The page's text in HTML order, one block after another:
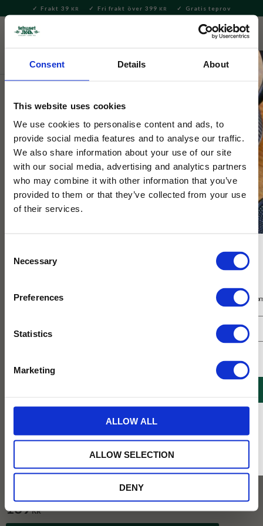
Consent Details About
This website uses cookies
We use cookies to personalise content and ads, to
provide social media features and to analyse our traffic.
We also share information about your use of our site
with our social media, advertising and analytics partners
who may combine it with other information that you’ve
provided to them or that they’ve collected from your use
of their services.
Selection
Necessary
Preferences
Statistics
Marketing
ALLOW ALL
ALLOW SELECTION
DENY
Meny
Frakt 39 KR Fri frakt över 399 KR Gratis teprov
Servering & Dukning
Morris & Co
William Morris Teal Strawberry
Thief Mayfairmugg
Frukostmugg på fot i William Morris härliga mönster Teal
Strawberry Thief. Rymmer ca 4dl och tål diskmaskin. Passar
189KR
Få 10% rabatt på ditt första köp på nätet och ta del av erbjudanden året
* Rabatten gäller endast online på Tehusetjava.se. Rabatten fungerar endast på